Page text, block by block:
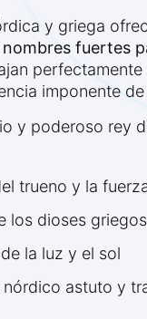
y griega
nombres fuertes
imponente
y poderoso rey
trueno y la
los dioses griegos
la luz y el sol
nórdico astuto y